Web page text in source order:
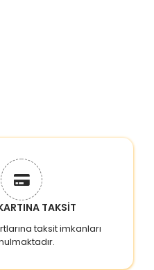
TAKSİT
taksit imkanları